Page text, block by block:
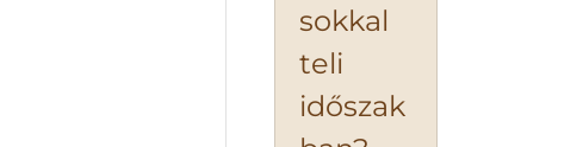
sokkal
teli
időszak